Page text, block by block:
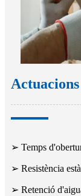
➢ Temps
➢ Resistència
➢ Retenció